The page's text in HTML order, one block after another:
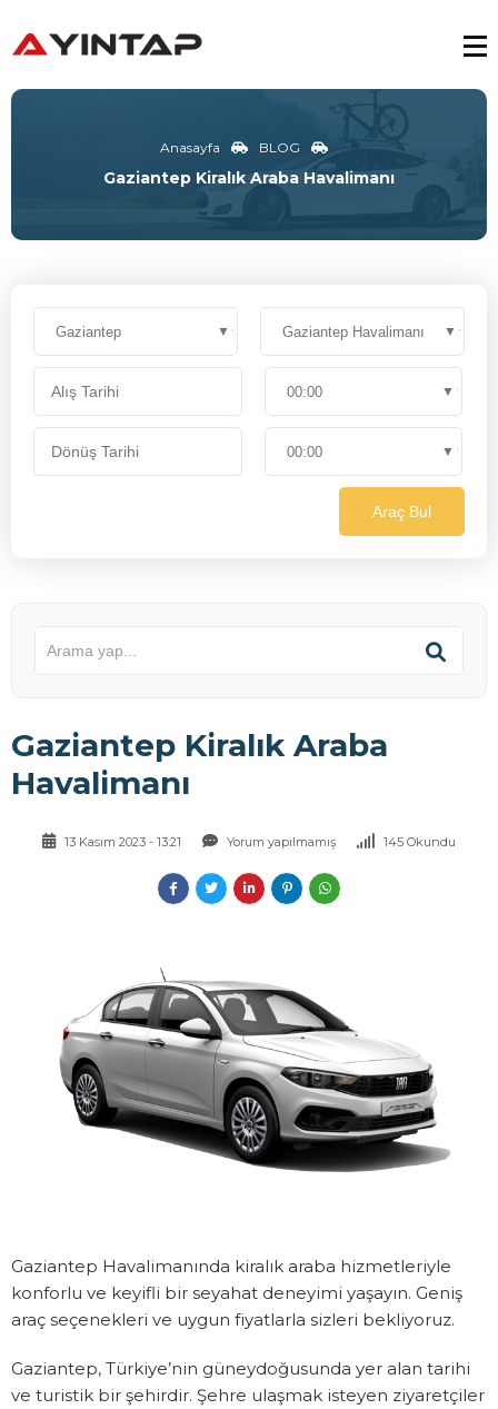
Anasayfa BLOG
Gaziantep Kiralık Araba Havalimanı
Araç Bul
Gaziantep Kiralık Araba
Havalimanı
13 Kasım 2023 - 13:21 Yorum yapılmamış 145 Okundu
Gaziantep Havalimanında kiralık araba hizmetleriyle
konforlu ve keyifli bir seyahat deneyimi yaşayın. Geniş
araç seçenekleri ve uygun fiyatlarla sizleri bekliyoruz.
Gaziantep, Türkiye’nin güneydoğusunda yer alan tarihi
ve turistik bir şehirdir. Şehre ulaşmak isteyen ziyaretçiler